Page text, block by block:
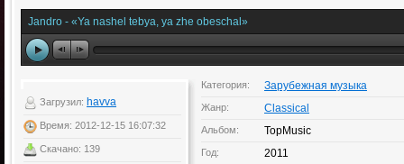
Jandro - «Ya nashel tebya, ya zhe obeschal»
Загрузил: havva
Время: 2012-12-15 16:07:32
Скачано: 139
Категория: Зарубежная музыка
Жанр: Classical
Альбом: TopMusic
Год: 2011